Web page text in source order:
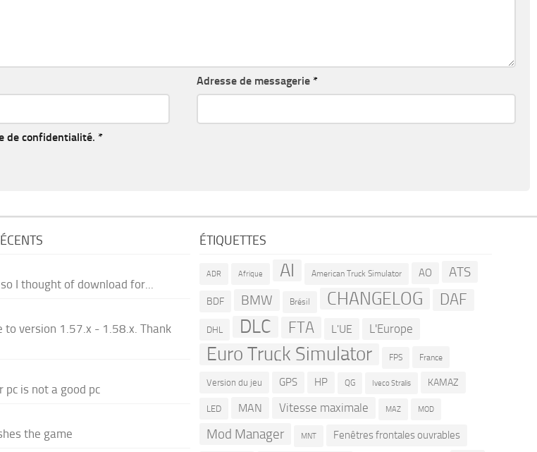
Adresse de messagerie *
de confidentialité. *
I thought of download for...
to version 1.57.x - 1.58.x. Thank
pc is not a good pc
the game
ÉTIQUETTES
ADR Afrique AI American Truck Simulator AO ATS
BDF BMW Brésil CHANGELOG DAF
DHL DLC FTA L'UE L'Europe
Euro Truck Simulator FPS France
Version du jeu GPS HP QG Iveco Stralis KAMAZ
LED MAN Vitesse maximale MAZ MOD
Mod Manager MNT Fenêtres frontales ouvrables